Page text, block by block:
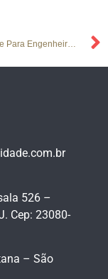
Contabilidade Para Engenheiros: Saiba Tudo!
526 –
Cep: 23080-
– São